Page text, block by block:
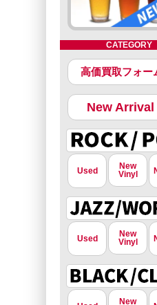
CATEGORY
高価買取フォー
New
Used
New
Vinyl
Used
New
Vinyl
New